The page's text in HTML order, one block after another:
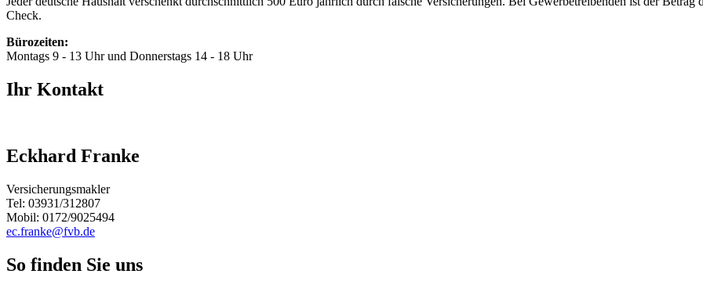
Check.
Bürozeiten:
Montags 9 - 13 Uhr und Donnerstags 14 - 18 Uhr
Ihr Kontakt
Eckhard Franke
Versicherungsmakler
Tel: 03931/312807
Mobil: 0172/9025494
ec.franke@fvb.de
So finden Sie uns